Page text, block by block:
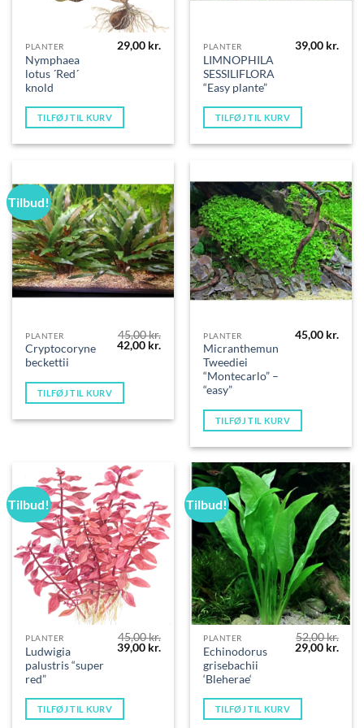
PLANTER
Nymphaea
lotus ´Red´
knold
29,00 kr.
TILFØJ TIL KURV
PLANTER
LIMNOPHILA
SESSILIFLORA
“Easy plante”
39,00 kr.
TILFØJ TIL KURV
Tilbud!
PLANTER
Cryptocoryne
beckettii
45,00kr.
Den
oprindelige
45,00 kr..
42,00 kr.
42,00 kr..
TILFØJ TIL KURV
PLANTER
Micranthemun
Tweediei
“Montecarlo” –
“easy”
45,00 kr.
TILFØJ TIL KURV
Tilbud!
PLANTER
Ludwigia
palustris “super
red”
45,00kr.
Den
oprindelige
39,00 kr.Den
TILFØJ TIL KURV
Tilbud!
PLANTER
Echinodorus
grisebachii
‘Bleherae‘
52,00kr.
Den
oprindelige
29,00 kr.Den
TILFØJ TIL KURV